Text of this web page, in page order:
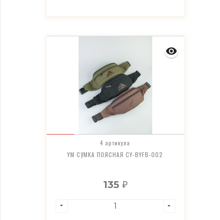
4 артикула
YM СУМКА ПОЯСНАЯ CY-BYFB-002
135 ₽